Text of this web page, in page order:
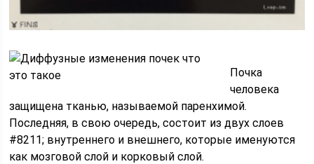
Почка
человека
защищена тканью, называемой паренхимой.
Последняя, в свою очередь, состоит из двух слоев
#8211; внутреннего и внешнего, которые именуются
как мозговой слой и корковый слой.